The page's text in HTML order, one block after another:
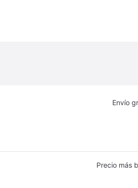
Envío
Precio más